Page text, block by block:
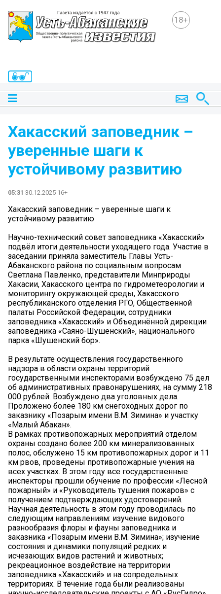
18+
Хакасский заповедник –
уверенные шаги к
устойчивому развитию
05:31 30.12.2025 16+
Хакасский заповедник – уверенные шаги к
устойчивому развитию
Научно-технический совет заповедника «Хакасский»
подвёл итоги деятельности уходящего года. Участие в
заседании приняла заместитель Главы Усть-
Абаканского района по социальным вопросам
Светлана Павленко, представители Минприроды
Хакасии, Хакасского центра по гидрометеорологии и
мониторингу окружающей среды, Хакасского
республиканского отделения РГО, Общественной
палаты Российской Федерации, сотрудники
заповедника «Хакасский» и Объединённой дирекции
заповедника «Саяно-Шушенский», национального
парка «Шушенский бор».
В результате осуществления государственного
надзора в области охраны территорий
государственными инспекторами возбуждено 75 дел
об административных правонарушениях, на сумму 218
000 рублей. Возбуждено два уголовных дела.
Проложено более 180 км снегоходных дорог по
заказнику «Позарым имени В.М. Зимина» и участку
«Малый Абакан».
В рамках противопожарных мероприятий отделом
охраны создано более 200 км минерализованных
полос, обслужено 15 км противопожарных дорог и 11
км рвов, проведены противопожарные учения на
всех участках. В этом году все государственные
инспекторы прошли обучение по профессии «Лесной
пожарный» и «Руководитель тушения пожаров» с
получением подтверждающих удостоверений.
Научная деятельность в этом году проводилась по
следующим направлениям: изучение видового
разнообразия флоры и фауны заповедника и
заказника «Позарым имени В.М. Зимина»; изучение
состояния и динамики популяций редких и
исчезающих видов растений и животных;
рекреационное воздействие на территории
заповедника «Хакасский» и на сопредельных
территориях. В течение года были реализованы